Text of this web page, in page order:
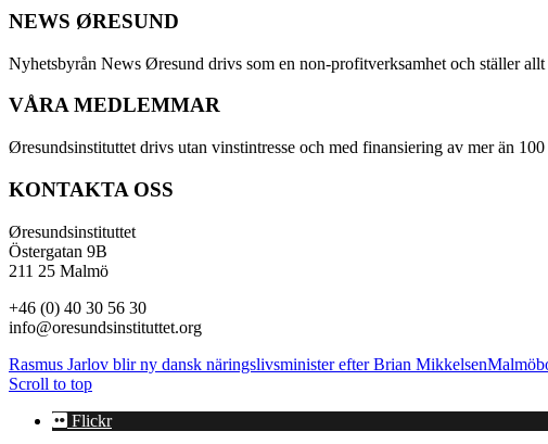
NEWS ØRESUND
Nyhetsbyrån News Øresund drivs som en non-profitverksamhet och ställer
VÅRA MEDLEMMAR
Øresundsinstituttet drivs utan vinst­intresse och med finansiering av mer än
KONTAKTA OSS
Øresundsinstituttet
Östergatan 9B
211 25 Malmö
+46 (0) 40 30 56 30
info@oresundsinstituttet.org
Rasmus Jarlov blir ny dansk näringslivsminister efter Brian Mikkelsen
Scroll to top
Flickr